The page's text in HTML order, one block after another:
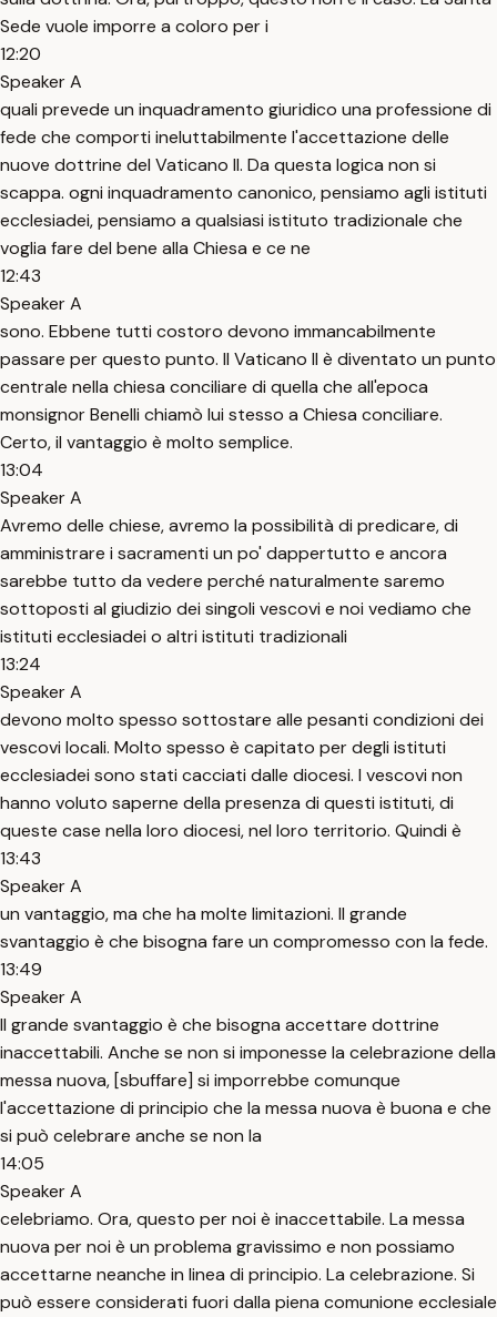
Sede vuole imporre a coloro per i
12:20
Speaker A
quali prevede un inquadramento giuridico una professione di
fede che comporti ineluttabilmente l'accettazione delle
nuove dottrine del Vaticano II. Da questa logica non si
scappa. ogni inquadramento canonico, pensiamo agli istituti
ecclesiadei, pensiamo a qualsiasi istituto tradizionale che
voglia fare del bene alla Chiesa e ce ne
12:43
Speaker A
sono. Ebbene tutti costoro devono immancabilmente
passare per questo punto. Il Vaticano II è diventato un punto
centrale nella chiesa conciliare di quella che all'epoca
monsignor Benelli chiamò lui stesso a Chiesa conciliare.
Certo, il vantaggio è molto semplice.
13:04
Speaker A
Avremo delle chiese, avremo la possibilità di predicare, di
amministrare i sacramenti un po' dappertutto e ancora
sarebbe tutto da vedere perché naturalmente saremo
sottoposti al giudizio dei singoli vescovi e noi vediamo che
istituti ecclesiadei o altri istituti tradizionali
13:24
Speaker A
devono molto spesso sottostare alle pesanti condizioni dei
vescovi locali. Molto spesso è capitato per degli istituti
ecclesiadei sono stati cacciati dalle diocesi. I vescovi non
hanno voluto saperne della presenza di questi istituti, di
queste case nella loro diocesi, nel loro territorio. Quindi è
13:43
Speaker A
un vantaggio, ma che ha molte limitazioni. Il grande
svantaggio è che bisogna fare un compromesso con la fede.
13:49
Speaker A
Il grande svantaggio è che bisogna accettare dottrine
inaccettabili. Anche se non si imponesse la celebrazione della
messa nuova, [sbuffare] si imporrebbe comunque
l'accettazione di principio che la messa nuova è buona e che
si può celebrare anche se non la
14:05
Speaker A
celebriamo. Ora, questo per noi è inaccettabile. La messa
nuova per noi è un problema gravissimo e non possiamo
accettarne neanche in linea di principio. La celebrazione. Si
può essere considerati fuori dalla piena comunione ecclesiale